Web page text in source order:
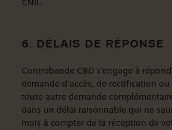
6. DÉLAIS DE RÉPONSE
Contrebande CBD s’engage à
demande d’accès, de rectification
toute autre demande
dans un délai raisonnable qui ne
mois à compter de la réception de